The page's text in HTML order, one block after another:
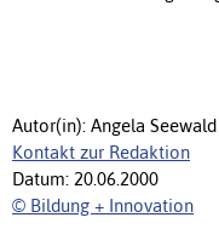
Autor(in): Angela Seewald
Kontakt zur Redaktion
Datum: 20.06.2000
© Bildung + Innovation